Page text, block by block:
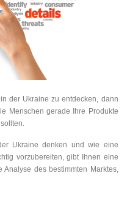
der Ukraine zu entdecken, dann
Menschen gerade Ihre Produkte
Ukraine denken und wie eine
vorzubereiten, gibt Ihnen eine
Analyse des bestimmten Marktes,